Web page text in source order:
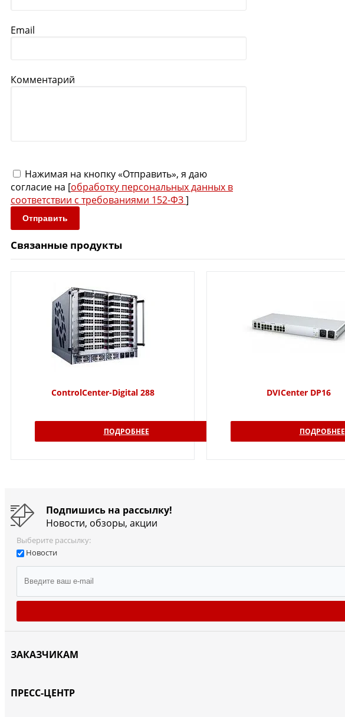
Email
Комментарий
Нажимая на кнопку «Отправить», я даю
согласие на [обработку персональных данных в
соответствии с требованиями 152-ФЗ]
Отправить
Связанные продукты
ControlCenter-Digital 288
ПОДРОБНЕЕ
DVICenter DP16
ПОДРОБНЕЕ
Подпишись на рассылку!
Новости, обзоры, акции
Выберите рассылку:
Новости
ЗАКАЗЧИКАМ
ПРЕСС-ЦЕНТР